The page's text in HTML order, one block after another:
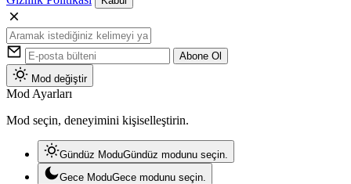
Abone Ol
Mod değiştir
Mod Ayarları
Mod seçin, deneyimini kişiselleştirin.
Gündüz ModuGündüz modunu seçin.
Gece ModuGece modunu seçin.